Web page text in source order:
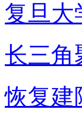
复旦大
长三角
恢复建